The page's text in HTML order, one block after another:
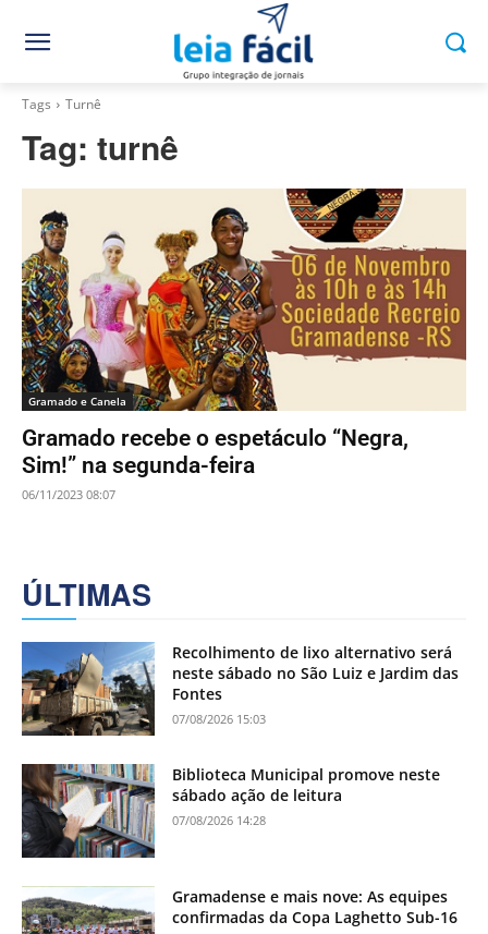
Tags Turnê
Tag: turnê
Gramado e Canela
Gramado recebe o espetáculo “Negra,
Sim!” na segunda-feira
06/11/2023 08:07
ÚLTIMAS
Recolhimento de lixo alternativo será
neste sábado no São Luiz e Jardim das
Fontes
07/08/2026 15:03
Biblioteca Municipal promove neste
sábado ação de leitura
07/08/2026 14:28
Gramadense e mais nove: As equipes
confirmadas da Copa Laghetto Sub-16